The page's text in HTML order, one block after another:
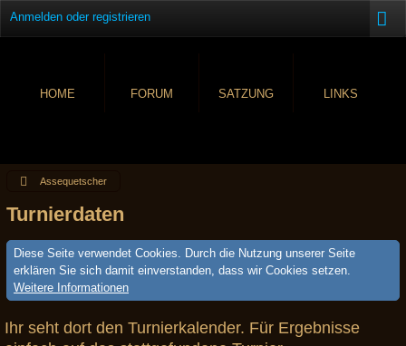
Anmelden oder registrieren
HOME FORUM SATZUNG LINKS
Assequetscher
Turnierdaten
Diese Seite verwendet Cookies. Durch die Nutzung unserer Seite
erklären Sie sich damit einverstanden, dass wir Cookies setzen.
Weitere Informationen
Ihr seht dort den Turnierkalender. Für Ergebnisse